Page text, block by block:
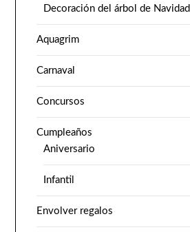
Decoración del árbol de Navidad
Aquagrim
Carnaval
Concursos
Cumpleaños
Aniversario
Infantil
Envolver regalos